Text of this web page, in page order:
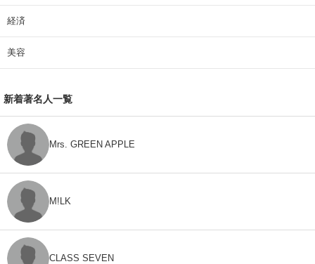
経済
美容
新着著名人一覧
Mrs. GREEN APPLE
M!LK
CLASS SEVEN